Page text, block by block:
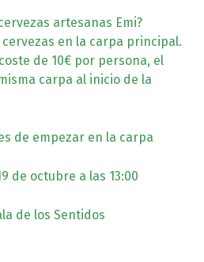
artesanas Emi?
en la carpa principal.
de 10€ por persona, el
carpa al inicio de la
de empezar en la carpa
de octubre a las 13:00
de los Sentidos